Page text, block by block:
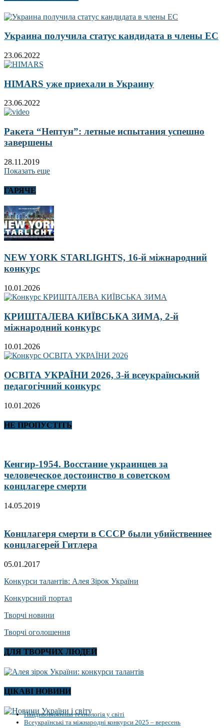
Украина получила статус кандидата в члены ЕС
23.06.2022
HIMARS уже приехали в Украину
23.06.2022
Ракета “Нептун”: летные испытания успешно
завершены
28.11.2019
Показать еще
ГАРЯЧЕ
NEW YORK STARLIGHTS, 16-й міжнародний
конкурс
10.01.2026
КРИШТАЛЕВА КИЇВСЬКА ЗИМА, 2-й
міжнародний конкурс
10.01.2026
ОСВІТА УКРАЇНИ 2026, 3-й всеукраїнський
педагогічний конкурс
10.01.2026
НЕ ПРОПУСТІТЬ
Кенгир-1954. Восстание украинцев за
человеческое достоинство в советском
концлагере смерти
14.05.2019
Концлагеря смерти в СССР были убийственнее
концлагерей Гитлера
05.01.2017
Конкурси талантів: Алея Зірок України
Конкурсний портал
Творчі новини
Творчі оголошення
ДЛЯ ТВОРЧИХ ЛЮДЕЙ
ЦІКАВІ НОВИНИ
Найдивовижніша технологія у світі
Всеукраїнські та міжнародні конкурси 2025 – вересень